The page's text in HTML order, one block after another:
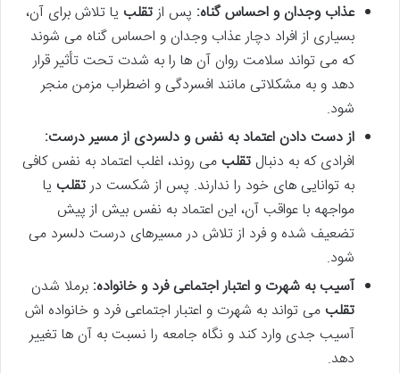
عذاب وجدان و احساس گناه: پس ازتقلب یا تلاش برای آن،
بسیاری از افراد دچار عذاب وجدان و احساس گناه می شوند
که می تواند سلامت روان آن ها را به شدت تحت تأثیر قرار
دهد و به مشکلاتی مانند افسردگی و اضطراب مزمن منجر
شود.
از دست دادن اعتماد به نفس و دلسردی از مسیر درست:
افرادی که به دنبال تقلب می روند، اغلب اعتماد به نفس کافی
به توانایی های خود را ندارند. پس از شکست درتقلب یا
مواجهه با عواقب آن، این اعتماد به نفس بیش از پیش
تضعیف شده و فرد از تلاش در مسیرهای درست دلسرد می
شود.
آسیب به شهرت و اعتبار اجتماعی فرد و خانواده: برملا شدن
تقلب می تواند به شهرت و اعتبار اجتماعی فرد و خانواده اش
آسیب جدی وارد کند و نگاه جامعه را نسبت به آن ها تغییر
دهد.